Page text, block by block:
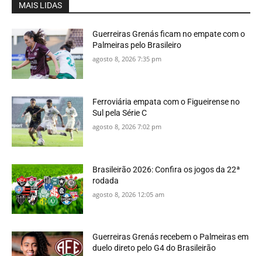
MAIS LIDAS
Guerreiras Grenás ficam no empate com o
Palmeiras pelo Brasileiro
agosto 8, 2026 7:35 pm
Ferroviária empata com o Figueirense no
Sul pela Série C
agosto 8, 2026 7:02 pm
Brasileirão 2026: Confira os jogos da 22ª
rodada
agosto 8, 2026 12:05 am
Guerreiras Grenás recebem o Palmeiras em
duelo direto pelo G4 do Brasileirão